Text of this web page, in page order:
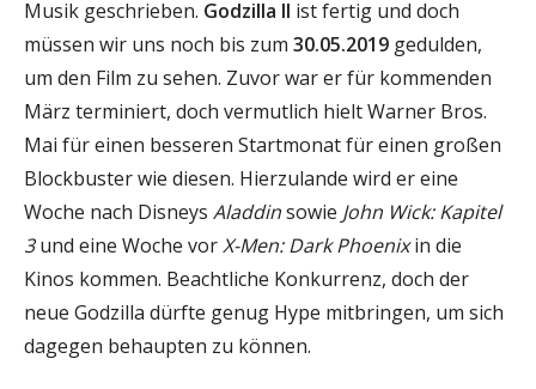
Musik geschrieben. Godzilla II ist fertig und doch
müssen wir uns noch bis zum 30.05.2019 gedulden,
um den Film zu sehen. Zuvor war er für kommenden
März terminiert, doch vermutlich hielt Warner Bros.
Mai für einen besseren Startmonat für einen großen
Blockbuster wie diesen. Hierzulande wird er eine
Woche nach Disneys Aladdinsowie John Wick: Kapitel
3und eine Woche vorX-Men: Dark Phoenixin die
Kinos kommen. Beachtliche Konkurrenz, doch der
neue Godzilla dürfte genug Hype mitbringen, um sich
dagegen behaupten zu können.